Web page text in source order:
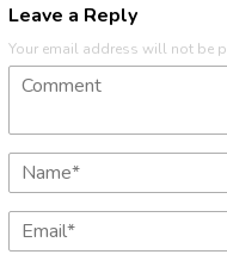
Leave a Reply
Your email address will not be